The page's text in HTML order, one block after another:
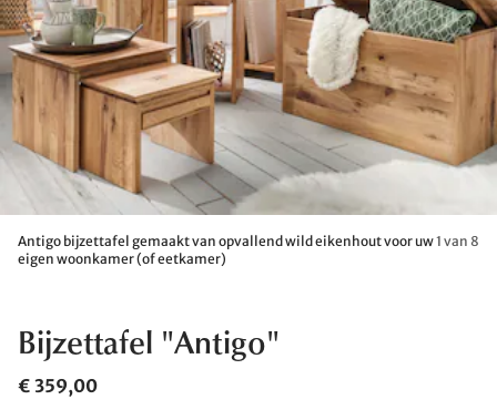
Antigo bijzettafel gemaakt van opvallend wild eikenhout voor uw
eigen woonkamer (of eetkamer)
1 van 8
Bijzettafel "Antigo"
€ 359,00